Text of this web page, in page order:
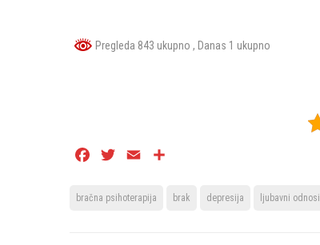
Pregleda 843 ukupno , Danas 1 ukupno
FacebookTwitterEmail
bračna psihoterapija brak depresija ljubavni odnosi